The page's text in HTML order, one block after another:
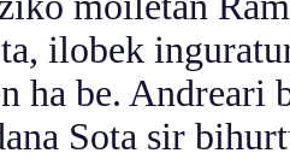
ilobek
ha be. Andreari
Sota sir